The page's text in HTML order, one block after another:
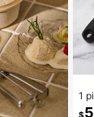
1
$5